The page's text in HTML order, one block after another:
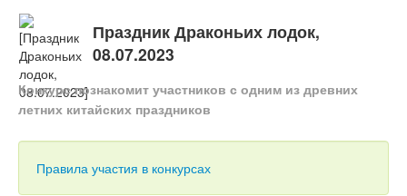
Турниры
Конкурсы
Вебинары
Тесты
Праздник Драконьих лодок,
08.07.2023
Конкурс познакомит участников с одним из древних
летних китайских праздников
Правила участия в конкурсах